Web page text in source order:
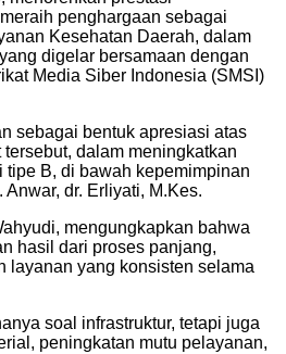
penghargaan sebagai
Kesehatan Daerah, dalam
digelar bersamaan dengan
Media Siber Indonesia (SMSI)
sebagai bentuk apresiasi atas
dalam meningkatkan
tipe B, di bawah kepemimpinan
dr. Erliyati, M.Kes.
mengungkapkan bahwa
hasil dari proses panjang,
layanan yang konsisten selama
soal infrastruktur, tetapi juga
peningkatan mutu pelayanan,